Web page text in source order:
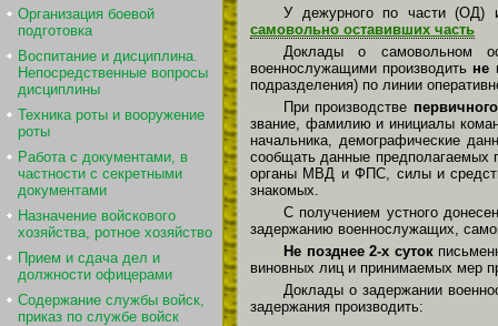
Организация боевой
подготовка
Воспитание и дисциплина.
Непосредственные вопросы
дисциплины
Техника роты и вооружение
роты
Работа с документами, в
частности с секретными
документами
Назначение войскового
хозяйства, ротное хозяйство
Прием и сдача дел и
должности офицерами
Содержание службы войск,
приказ по службе войск
У дежурного по части (ОД)
самовольно оставивших часть
Доклады о самовольном
военнослужащими производить не
подразделения) по линии
При производстве
звание, фамилию и инициалы
начальника, демографические
сообщать данные предполагаемых
органы МВД и ФПС, силы и
знакомых.
С получением устного
задержанию военнослужащих,
Не позднее 2-х суток
виновных лиц и принимаемых мер
Доклады о задержании
задержания производить: